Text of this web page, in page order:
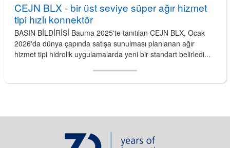
CEJN BLX - bir üst seviye süper ağır hizmet
tipi hızlı konnektör
BASIN BİLDİRİSİ Bauma 2025'te tanıtılan CEJN BLX, Ocak
2026'da dünya çapında satışa sunulması planlanan ağır
hizmet tipi hidrolik uygulamalarda yeni bir standart belirledi...